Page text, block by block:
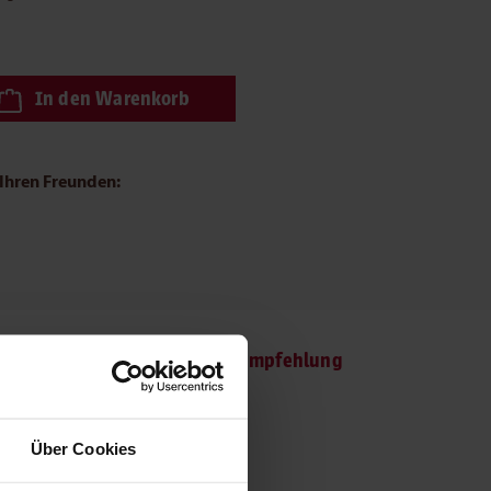
Über Cookies
Wert ein oder benutze die Schaltflächen um die Anzahl zu
In den Warenkorb
Freunden:
Fütterungsempfehlung